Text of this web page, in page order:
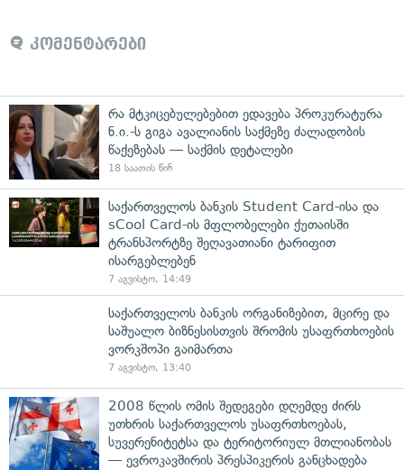
კომენტარები
რა მტკიცებულებებით ედავება პროკურატურა
ნ.ი.-ს გიგა ავალიანის საქმეზე ძალადობის
წაქეზებას — საქმის დეტალები
18 საათის წინ
საქართველოს ბანკის Student Card-ისა და
sCool Card-ის მფლობელები ქუთაისში
ტრანსპორტზე შეღავათიანი ტარიფით
ისარგებლებენ
7 აგვისტო, 14:49
საქართველოს ბანკის ორგანიზებით, მცირე და
საშუალო ბიზნესისთვის შრომის უსაფრთხოების
ვორკშოპი გაიმართა
7 აგვისტო, 13:40
2008 წლის ომის შედეგები დღემდე ძირს
უთხრის საქართველოს უსაფრთხოებას,
სუვერენიტეტსა და ტერიტორიულ მთლიანობას
— ევროკავშირის პრესპიკერის განცხადება